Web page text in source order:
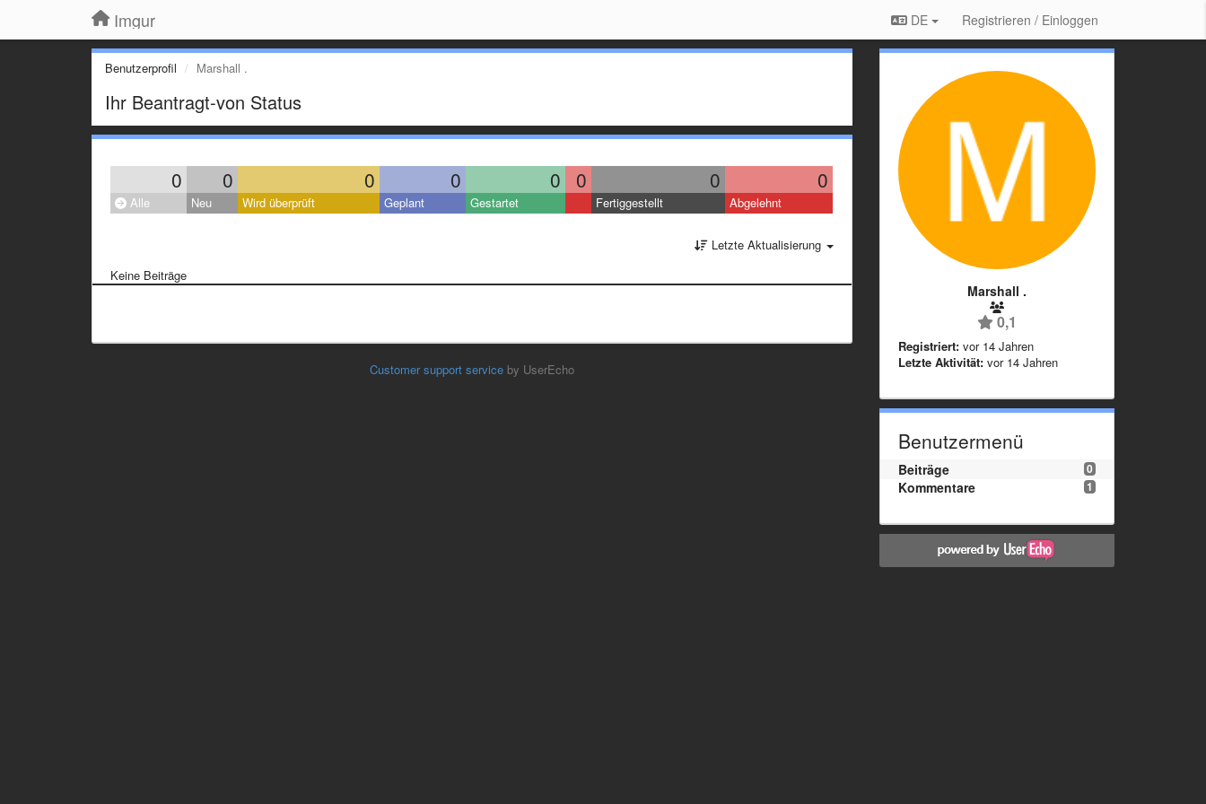
Imgur DE Registrieren / Einloggen
Benutzerprofil Marshall .
Ihr Beantragt-von Status
0 0 0 0 0 0 0 0
Alle Neu Wird überprüft Geplant Gestartet Fertiggestellt Abgelehnt
Letzte Aktualisierung
Keine Beiträge
Customer support serviceby UserEcho
Marshall .
0,1
Registriert: vor 14 Jahren
Letzte Aktivität: vor 14 Jahren
Benutzermenü
0
Beiträge
1
Kommentare